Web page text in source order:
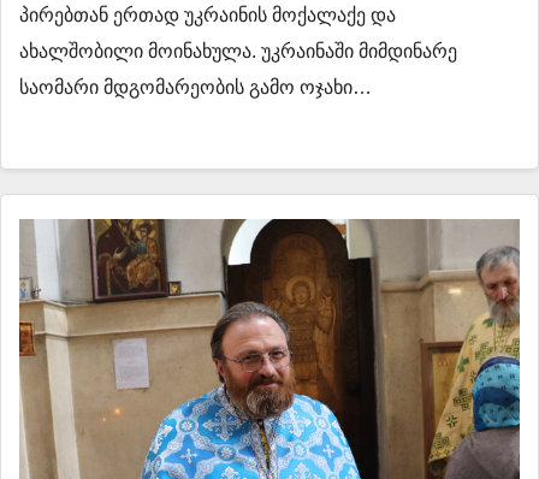
პირებთან ერთად უკრაინის მოქალაქე და
ახალშობილი მოინახულა. უკრაინაში მიმდინარე
საომარი მდგომარეობის გამო ოჯახი…